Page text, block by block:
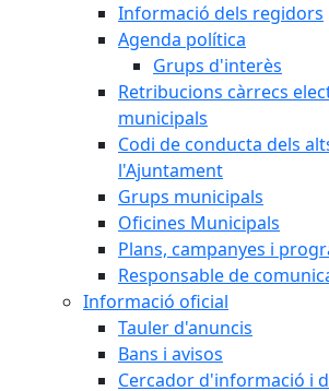
Informació dels regidors
Agenda política
Grups d'interès
Retribucions càrrecs
municipals
Codi de conducta dels
l'Ajuntament
Grups municipals
Oficines Municipals
Plans, campanyes i
Responsable de
Informació oficial
Tauler d'anuncis
Bans i avisos
Cercador d'informació i